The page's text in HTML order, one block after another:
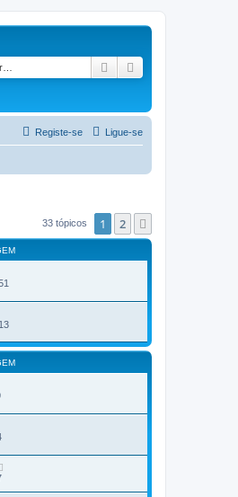
Pesquisar
Ligue-se
Registe-se
33 tópicos 1 2